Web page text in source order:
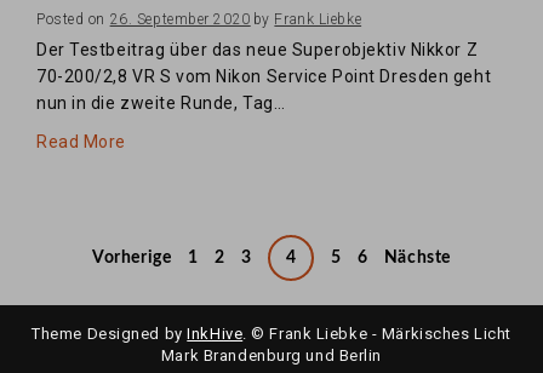
Posted on 26. September 2020 by Frank Liebke
Der Testbeitrag über das neue Superobjektiv Nikkor Z
70-200/2,8 VR S vom Nikon Service Point Dresden geht
nun in die zweite Runde, Tag…
Read More
Seitennummerierung
Beiträge
Vorherige 1 2 3 4 5 6 Nächste
Theme Designed byInkHive .© Frank Liebke - Märkisches Licht
Mark Brandenburg und Berlin